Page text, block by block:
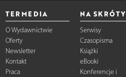
TERMEDIA
O Wydawnictwie
Oferty
Newsletter
Kontakt
Praca
NA SKRÓTY
Serwisy
Czasopisma
Książki
eBooki
Konferencje i